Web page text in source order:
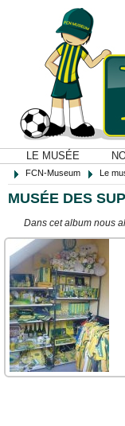
LE MUSÉE
FCN-Museum Le
MUSÉE DES
Dans cet album nous